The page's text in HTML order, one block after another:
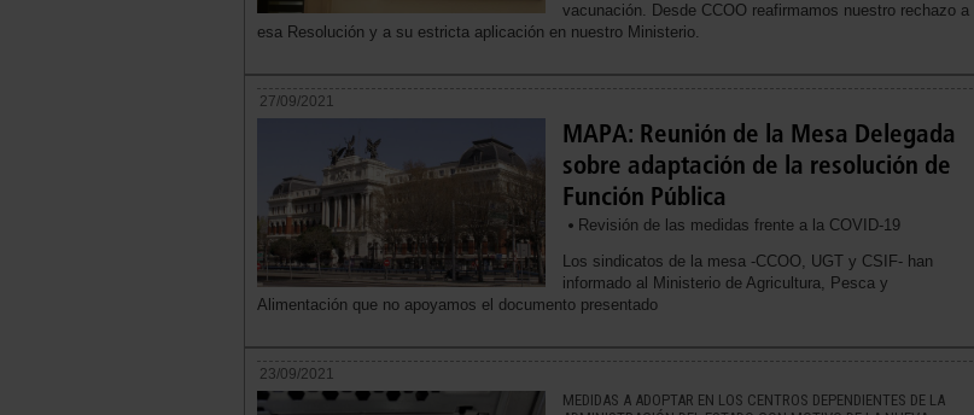
vacunación. Desde CCOO reafirmamos nuestro rechazo a
esa Resolución y a su estricta aplicación en nuestro Ministerio.
27/09/2021
MAPA: Reunión de la Mesa Delegada
sobre adaptación de la resolución de
Función Pública
Revisión de las medidas frente a la COVID-19
Los sindicatos de la mesa -CCOO, UGT y CSIF- han
informado al Ministerio de Agricultura, Pesca y
Alimentación que no apoyamos el documento presentado
23/09/2021
MEDIDAS A ADOPTAR EN LOS CENTROS DEPENDIENTES DE LA